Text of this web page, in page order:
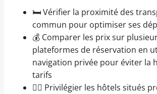
🛏️ Vérifier la proximité des
commun pour optimiser ses
💰 Comparer les prix sur
plateformes de réservation en
navigation privée pour éviter la
tarifs
🚶‍♂️ Privilégier les hôtels situés